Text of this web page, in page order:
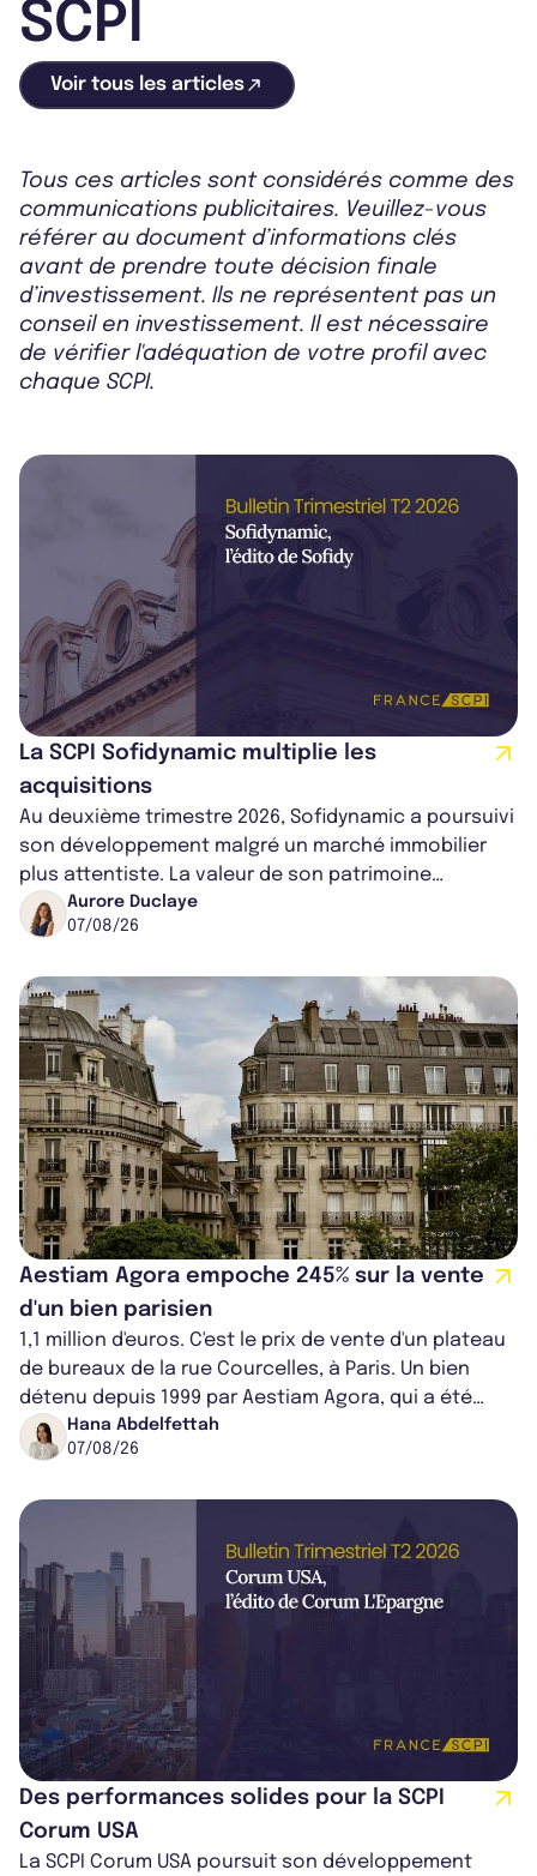
SCPI
Voir tous les articles
Tous ces articles sont considérés comme des
communications publicitaires. Veuillez-vous
référer au document d’informations clés
avant de prendre toute décision finale
d’investissement. Ils ne représentent pas un
conseil en investissement. Il est nécessaire
de vérifier l'adéquation de votre profil avec
chaque SCPI.
La SCPI Sofidynamic multiplie les
acquisitions
Au deuxième trimestre 2026, Sofidynamic a poursuivi
son développement malgré un marché immobilier
plus attentiste. La valeur de son patrimoine
progresse de 3,8% à périmètre constan...
Aurore Duclaye
07/08/26
Aestiam Agora empoche 245% sur la vente
d'un bien parisien
1,1 million d'euros. C'est le prix de vente d'un plateau
de bureaux de la rue Courcelles, à Paris. Un bien
détenu depuis 1999 par Aestiam Agora, qui a été
cédé avec une plus-value...
Hana Abdelfettah
07/08/26
Des performances solides pour la SCPI
Corum USA
La SCPI Corum USA poursuit son développement